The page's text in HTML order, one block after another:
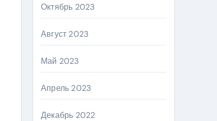
Октябрь 2023
Август 2023
Май 2023
Апрель 2023
Декабрь 2022